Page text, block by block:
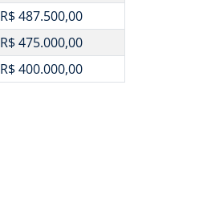
R$ 487.500,00
R$ 475.000,00
R$ 400.000,00